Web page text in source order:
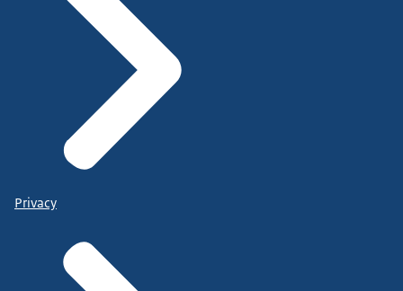
Privacy